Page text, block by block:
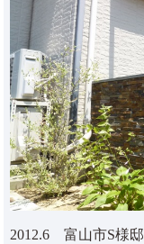
2012.6 富山市S様邸